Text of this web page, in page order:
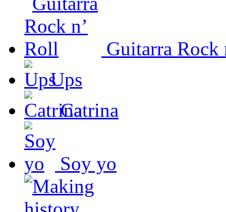
Guitarra Rock
Ups
Catrina
Soy yo